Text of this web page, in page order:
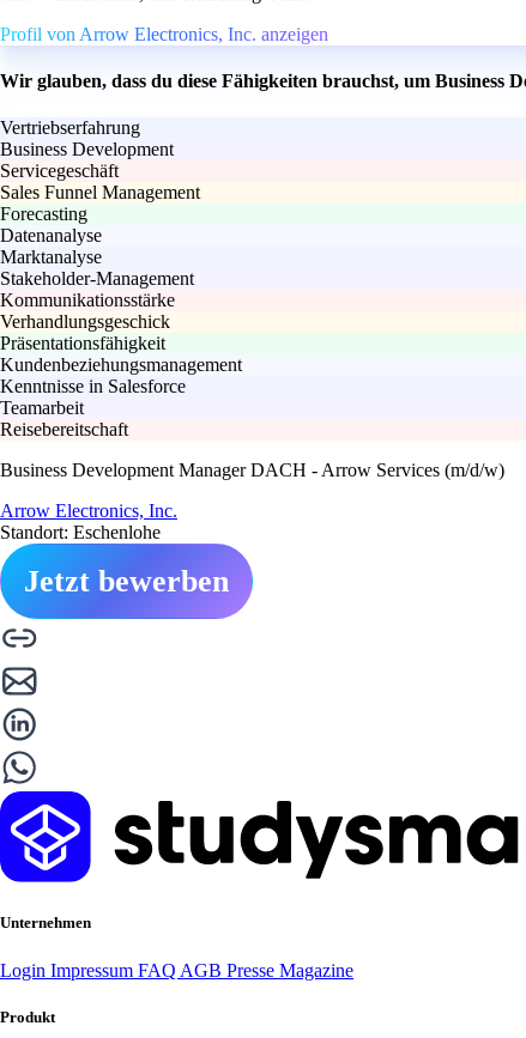
Profil von Arrow Electronics, Inc. anzeigen
Wir glauben, dass du diese Fähigkeiten brauchst, um
Vertriebserfahrung
Business Development
Servicegeschäft
Sales Funnel Management
Forecasting
Datenanalyse
Marktanalyse
Stakeholder-Management
Kommunikationsstärke
Verhandlungsgeschick
Präsentationsfähigkeit
Kundenbeziehungsmanagement
Kenntnisse in Salesforce
Teamarbeit
Reisebereitschaft
Business Development Manager DACH - Arrow Services (m/d/w)
Arrow Electronics, Inc.
Standort: Eschenlohe
Jetzt bewerben
Unternehmen
Login Impressum FAQ AGB Presse Magazine
Produkt